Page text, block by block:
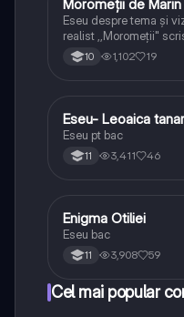
Limba și literatura
Moromeții de
Eseu despre tema și
realist ,,Moromeții"
10 1,102 19
Limba și literatura
Eseu- Leoaica
Eseu pt bac
11 3,411 46
Limba și literatura
Enigma Otiliei
Eseu bac
11 3,908 59
Cel mai popular